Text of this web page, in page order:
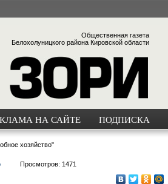
Общественная газета
Белохолуницкого района Кировской области
НА САЙТЕ ПОДПИСКА
хозяйство"
Просмотров: 1471